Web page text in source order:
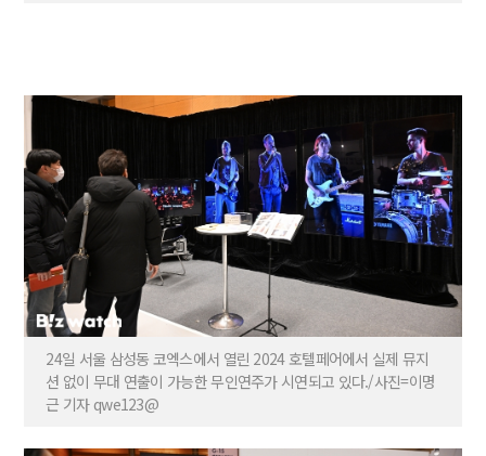
24일 서울 삼성동 코엑스에서 열린 2024 호텔페어에서 실제 뮤지
션 없이 무대 연출이 가능한 무인연주가 시연되고 있다./사진=이명
근 기자 qwe123@